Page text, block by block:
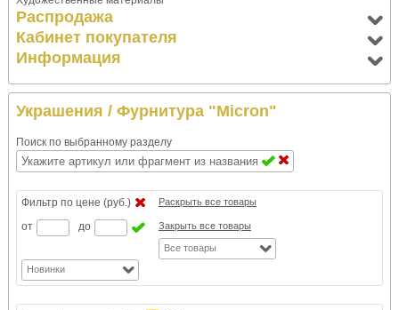
Распродажа
Кабинет покупателя
Информация
Украшения / Фурнитура "Micron"
Поиск по выбранному разделу
Фильтр по цене (руб.)
от
до
Раскрыть все товары
Закрыть все товары
Все товары
Новинки